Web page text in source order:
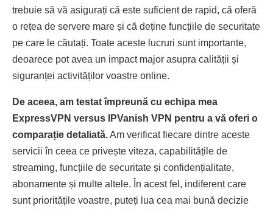
trebuie să vă asigurați că este suficient de rapid, că oferă
o rețea de servere mare și că deține funcțiile de securitate
pe care le căutați. Toate aceste lucruri sunt importante,
deoarece pot avea un impact major asupra calității și
siguranței activităților voastre online.
De aceea, am testat împreună cu echipa mea
ExpressVPN versus IPVanish VPN pentru a vă oferi o
comparație detaliată.Am verificat fiecare dintre aceste
servicii în ceea ce privește viteza, capabilitățile de
streaming, funcțiile de securitate și confidențialitate,
abonamente și multe altele. În acest fel, indiferent care
sunt prioritățile voastre, puteți lua cea mai bună decizie